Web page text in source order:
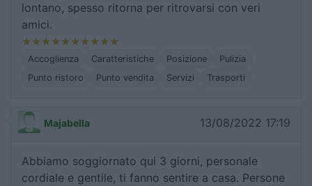
lontano, spesso ritorna per ritrovarsi con veri
amici.
Accoglienza Caratteristiche Posizione
Pulizia
Punto ristoro
Punto vendita Servizi Trasporti
Majabella 13/08/2022 17:19
Abbiamo soggiornato qui 3 giorni, personale
cordiale e gentile, ti fanno sentire a casa. Persone